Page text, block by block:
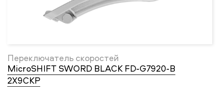
Переключатель скоростей
MicroSHIFT SWORD BLACK FD-G7920-B
2X9СКР